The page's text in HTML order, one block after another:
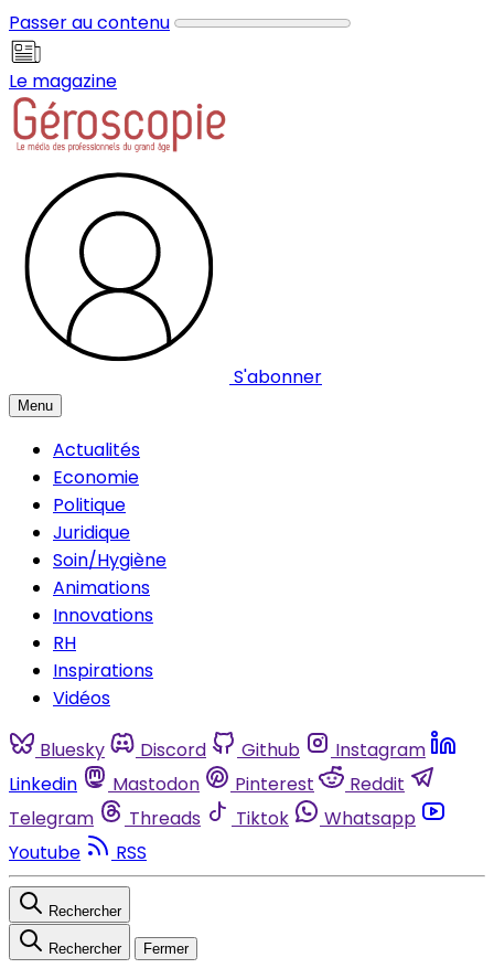
Passer au contenu
Le magazine
S'abonner
Menu
Actualités
Economie
Politique
Juridique
Soin/Hygiène
Animations
Innovations
RH
Inspirations
Vidéos
Bluesky Discord Github
Instagram
Linkedin
Mastodon Pinterest
Reddit
Telegram
Threads Tiktok
Whatsapp
Youtube
RSS
Rechercher
Rechercher Fermer
Panneau de gestion des cookies